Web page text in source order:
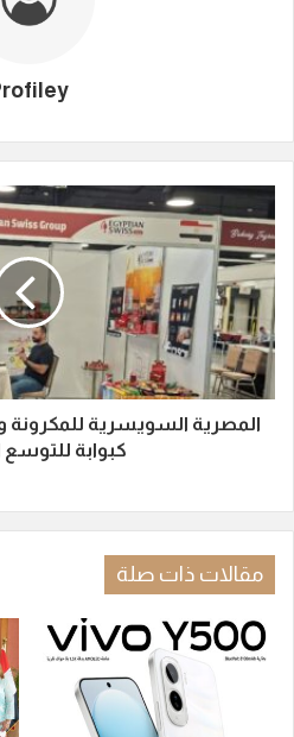
المصرية السويسرية للمكرونة
كبوابة للتوسع
مقالات ذات صلة